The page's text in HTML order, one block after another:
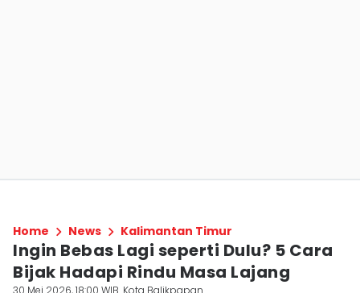
Home News Kalimantan Timur
Ingin Bebas Lagi seperti Dulu? 5 Cara
Bijak Hadapi Rindu Masa Lajang
30 Mei 2026, 18:00 WIB Kota Balikpapan